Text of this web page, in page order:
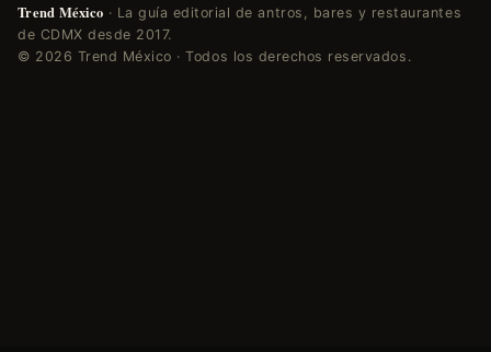
Trend México · La guía editorial de antros, bares y restaurantes
de CDMX desde 2017.
© 2026 Trend México · Todos los derechos reservados.